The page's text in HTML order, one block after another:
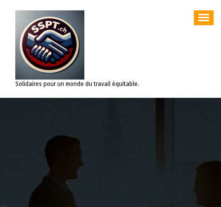
contenu
Solidaires pour un monde du travail équitable.